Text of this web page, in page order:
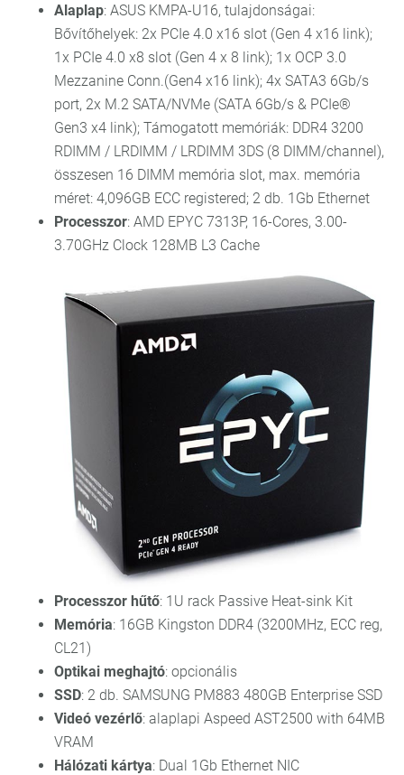
Alaplap: ASUS KMPA-U16, tulajdonságai:
Bővítőhelyek: 2x PCIe 4.0 x16 slot (Gen 4 x16 link);
1x PCIe 4.0 x8 slot (Gen 4 x 8 link); 1x OCP 3.0
Mezzanine Conn.(Gen4 x16 link); 4x SATA3 6Gb/s
port, 2x M.2 SATA/NVMe (SATA 6Gb/s & PCIe®
Gen3 x4 link); Támogatott memóriák: DDR4 3200
RDIMM / LRDIMM / LRDIMM 3DS (8 DIMM/channel),
összesen 16 DIMM memória slot, max. memória
méret: 4,096GB ECC registered; 2 db. 1Gb Ethernet
Processzor: AMD EPYC 7313P, 16-Cores, 3.00-
3.70GHz Clock 128MB L3 Cache
Processzor hűtő: 1U rack Passive Heat-sink Kit
Memória: 16GB Kingston DDR4 (3200MHz, ECC reg,
CL21)
Optikai meghajtó: opcionális
SSD: 2 db. SAMSUNG PM883 480GB Enterprise SSD
Videó vezérlő: alaplapi Aspeed AST2500 with 64MB
VRAM
Hálózati kártya: Dual 1Gb Ethernet NIC